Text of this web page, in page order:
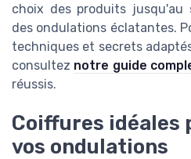
choix des produits jusqu'au
des ondulations éclatantes.
techniques et secrets
consultez notre guide
réussis.
Coiffures idéales
vos ondulations